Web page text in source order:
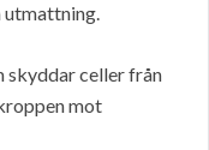
skyddar celler från
mot